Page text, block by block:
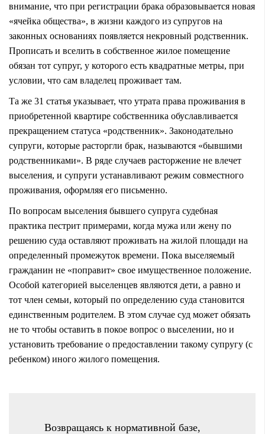
внимание, что при регистрации брака образовывается новая
«ячейка общества», в жизни каждого из супругов на
законных основаниях появляется некровный родственник.
Прописать и вселить в собственное жилое помещение
обязан тот супруг, у которого есть квадратные метры, при
условии, что сам владелец проживает там.
Та же 31 статья указывает, что утрата права проживания в
приобретенной квартире собственника обуславливается
прекращением статуса «родственник». Законодательно
супруги, которые расторгли брак, называются «бывшими
родственниками». В ряде случаев расторжение не влечет
выселения, и супруги устанавливают режим совместного
проживания, оформляя его письменно.
По вопросам выселения бывшего супруга судебная
практика пестрит примерами, когда мужа или жену по
решению суда оставляют проживать на жилой площади на
определенный промежуток времени. Пока выселяемый
гражданин не «поправит» свое имущественное положение.
Особой категорией выселенцев являются дети, а равно и
тот член семьи, который по определению суда становится
единственным родителем. В этом случае суд может обязать
не то чтобы оставить в покое вопрос о выселении, но и
установить требование о предоставлении такому супругу (с
ребенком) иного жилого помещения.
Возвращаясь к нормативной базе,